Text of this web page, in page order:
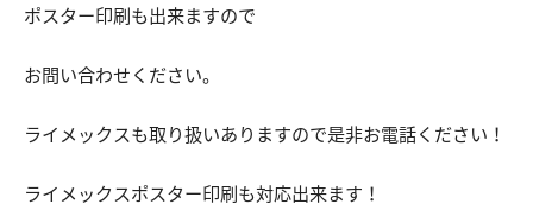
ポスター印刷も出来ますので
お問い合わせください。
ライメックスも取り扱いありますので是非お電話ください！
ライメックスポスター印刷も対応出来ます！